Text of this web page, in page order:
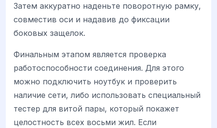
Затем аккуратно наденьте поворотную рамку,
совместив оси и надавив до фиксации
боковых защелок.
Финальным этапом является проверка
работоспособности соединения. Для этого
можно подключить ноутбук и проверить
наличие сети, либо использовать специальный
тестер для витой пары, который покажет
целостность всех восьми жил. Если